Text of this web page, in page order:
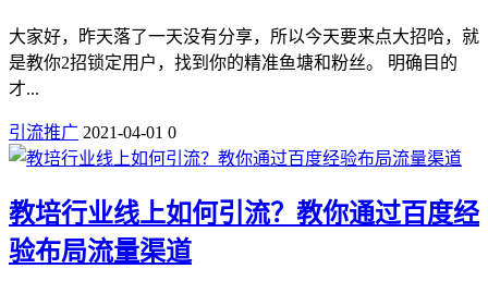
大家好，昨天落了一天没有分享，所以今天要来点大招哈，就
是教你2招锁定用户，找到你的精准鱼塘和粉丝。 明确目的
才...
引流推广 2021-04-01 0
教培行业线上如何引流？教你通过百度经
验布局流量渠道